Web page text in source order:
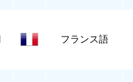
フランス語